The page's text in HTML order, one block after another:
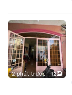
2 phút trước 12